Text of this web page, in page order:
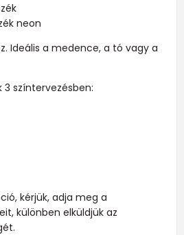
neon
Ideális a medence, a tó vagy a
színtervezésben:
kérjük, adja meg a
különben elküldjük az